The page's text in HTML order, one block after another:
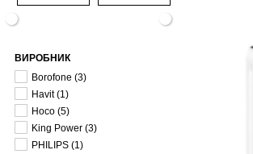
ВИРОБНИК
Borofone (3)
Havit (1)
Hoco (5)
King Power (3)
PHILIPS (1)